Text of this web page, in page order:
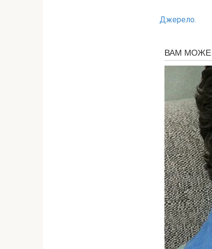
Джерело.